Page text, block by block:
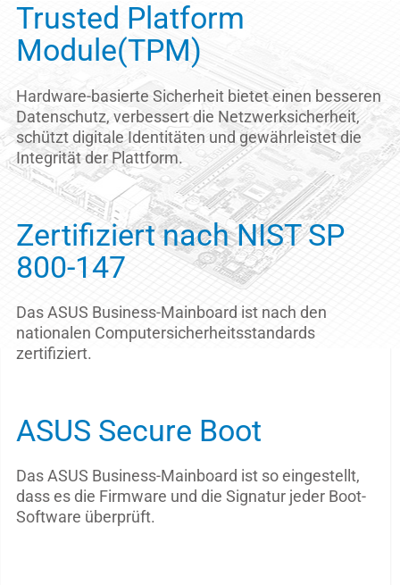
Trusted Platform
Module(TPM)
Hardware-basierte Sicherheit bietet einen besseren
Datenschutz, verbessert die Netzwerksicherheit,
schützt digitale Identitäten und gewährleistet die
Integrität der Plattform.
Zertifiziert nach NIST SP
800-147
Das ASUS Business-Mainboard ist nach den
nationalen Computersicherheitsstandards
zertifiziert.
ASUS Secure Boot
Das ASUS Business-Mainboard ist so eingestellt,
dass es die Firmware und die Signatur jeder Boot-
Software überprüft.